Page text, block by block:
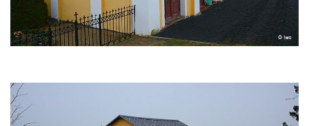
Kaple svatého Bartoloměje v Bukolu
Hřbitovní kaple na hřbitově v Lužci nad
Kostel svatého Havla na hřbitově v